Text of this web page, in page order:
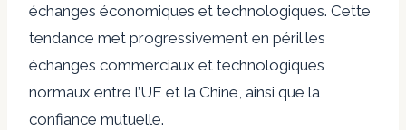
échanges économiques et technologiques. Cette
tendance met progressivement en péril les
échanges commerciaux et technologiques
normaux entre l’UE et la Chine, ainsi que la
confiance mutuelle.